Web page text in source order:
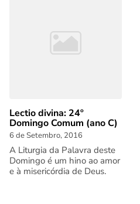
Lectio divina: 24º
Domingo Comum (ano C)
6 de Setembro, 2016
A Liturgia da Palavra deste
Domingo é um hino ao amor
e à misericórdia de Deus.